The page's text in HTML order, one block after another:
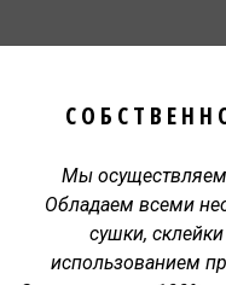
Мы осуществляем
Обладаем всеми
сушки,
использованием